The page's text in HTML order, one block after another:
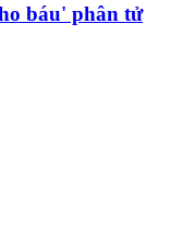
báu' phân tử